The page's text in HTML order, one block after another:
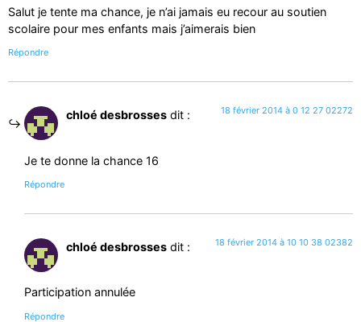
Salut je tente ma chance, je n’ai jamais eu recour au soutien
scolaire pour mes enfants mais j’aimerais bien
Répondre
chloé desbrosses dit : 18 février 2014 à 0 12 27 02272
Je te donne la chance 16
Répondre
chloé desbrosses dit : 18 février 2014 à 10 10 38 02382
Participation annulée
Répondre